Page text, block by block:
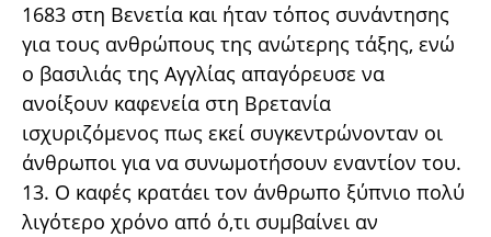
1683 στη Βενετία και ήταν τόπος συνάντησης
για τους ανθρώπους της ανώτερης τάξης, ενώ
ο βασιλιάς της Αγγλίας απαγόρευσε να
ανοίξουν καφενεία στη Βρετανία
ισχυριζόμενος πως εκεί συγκεντρώνονταν οι
άνθρωποι για να συνωμοτήσουν εναντίον του.
13. Ο καφές κρατάει τον άνθρωπο ξύπνιο πολύ
λιγότερο χρόνο από ό,τι συμβαίνει αν